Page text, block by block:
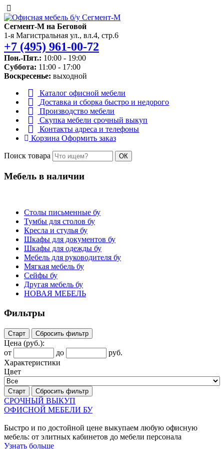
Сегмент-М на Беговой
1-я Магистральная ул., вл.4, стр.6
+7 (495) 961-00-72
Пон.-Пят.: 10:00 - 19:00
Суббота: 11:00 - 17:00
Воскресенье: выходной
Каталог офисной мебели
Доставка и сборка быстро и недорого
Производство мебели
Скупка мебели срочный выкуп
Контакты адреса и телефоны
Корзина Оформить заказ
Поиск товара ОК
Мебель в наличии
Столы письменные бу
Тумбы для столов бу
Кресла и стулья бу
Шкафы для документов бу
Шкафы для одежды бу
Мебель для руководителя бу
Мягкая мебель бу
Сейфы бу
Другая мебель бу
НОВАЯ МЕБЕЛЬ
Фильтры
Старт Сбросить фильтр
Цена (руб.):
от
до
руб.
Характеристики
Цвет
Старт Сбросить фильтр
СРОЧНЫЙ ВЫКУП
ОФИСНОЙ МЕБЕЛИ БУ
Быстро и по достойной цене выкупаем любую офисную
мебель: от элитных кабинетов до мебели персонала
Узнать больше